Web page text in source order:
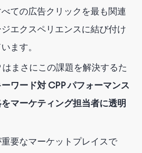
べての広告クリックを最も関連
エクスペリエンスに結び付け
ます。
まさにこの課題を解決するた
ワード対 CPP パフォーマンス
マーケティング担当者に透明
要なマーケットプレイスで